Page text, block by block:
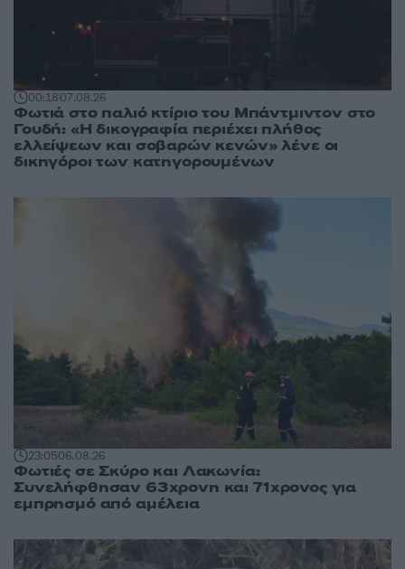
00:1807.08.26
Φωτιά στο παλιό κτίριο του Μπάντμιντον στο
Γουδή: «Η δικογραφία περιέχει πλήθος
ελλείψεων και σοβαρών κενών» λένε οι
δικηγόροι των κατηγορουμένων
23:0506.08.26
Φωτιές σε Σκύρο και Λακωνία:
Συνελήφθησαν 63χρονη και 71χρονος για
εμπρησμό από αμέλεια